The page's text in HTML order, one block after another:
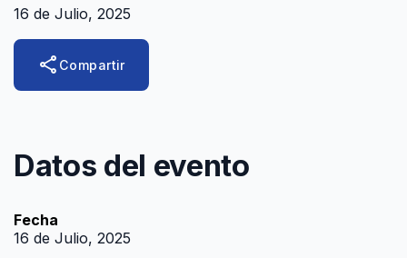
Canelones Te Escucha
Teléfonos
16 de Julio, 2025
share Compartir
Datos del evento
Fecha
16 de Julio, 2025